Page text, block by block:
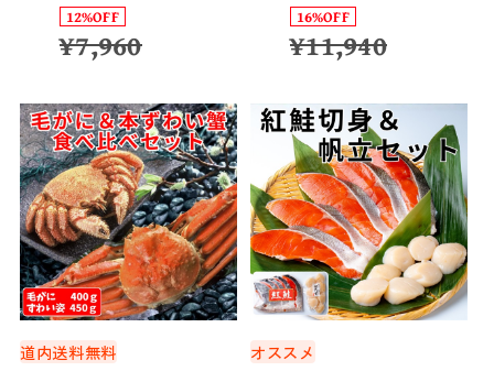
12%OFF
¥7,960
16%OFF
¥11,940
道内送料無料 オススメ